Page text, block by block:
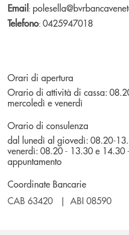
Email:
Telefono: 0425947018
Orari di apertura
Orario di attività di cassa:
mercoledì e venerdì
Orario di consulenza
dal lunedì al giovedì: 08.20-
venerdì: 08.20 - 13.30 e 14.30
appuntamento
Coordinate Bancarie
CAB 63420 | ABI 08590